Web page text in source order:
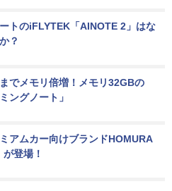
トのiFLYTEK「AINOTE 2」はな
？
でメモリ倍増！メモリ32GBの
ングノート」
アムカー向けブランドHOMURA
登場！